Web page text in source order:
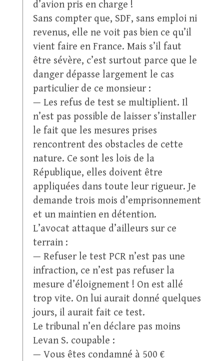
d’avion pris en charge !
Sans compter que, SDF, sans emploi ni
revenus, elle ne voit pas bien ce qu’il
vient faire en France. Mais s’il faut
être sévère, c’est surtout parce que le
danger dépasse largement le cas
particulier de ce monsieur :
— Les refus de test se multiplient. Il
n’est pas possible de laisser s’installer
le fait que les mesures prises
rencontrent des obstacles de cette
nature. Ce sont les lois de la
République, elles doivent être
appliquées dans toute leur rigueur. Je
demande trois mois d’emprisonnement
et un maintien en détention.
L’avocat attaque d’ailleurs sur ce
terrain :
— Refuser le test PCR n’est pas une
infraction, ce n’est pas refuser la
mesure d’éloignement ! On est allé
trop vite. On lui aurait donné quelques
jours, il aurait fait ce test.
Le tribunal n’en déclare pas moins
Levan S. coupable :
— Vous êtes condamné à 500 €